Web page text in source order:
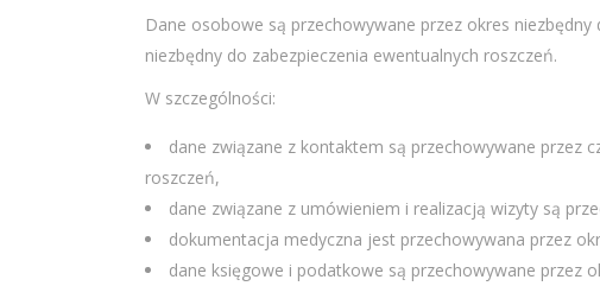
Dane osobowe są przechowywane przez okres
niezbędny do zabezpieczenia ewentualnych roszczeń.
W szczególności:
dane związane z kontaktem są przechowywane przez
roszczeń,
dane związane z umówieniem i realizacją wizyty są
dokumentacja medyczna jest przechowywana przez
dane księgowe i podatkowe są przechowywane przez